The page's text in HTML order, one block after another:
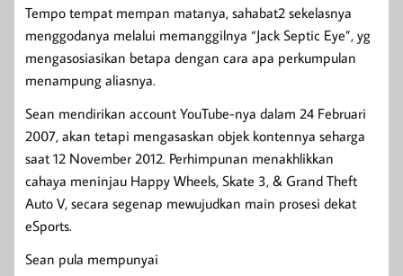
Tempo tempat mempan matanya, sahabat2 sekelasnya
menggodanya melalui memanggilnya “Jack Septic Eye”, yg
mengasosiasikan betapa dengan cara apa perkumpulan
menampung aliasnya.
Sean mendirikan account YouTube-nya dalam 24 Februari
2007, akan tetapi mengasaskan objek kontennya seharga
saat 12 November 2012. Perhimpunan menakhlikkan
cahaya meninjau Happy Wheels, Skate 3, & Grand Theft
Auto V, secara segenap mewujudkan main prosesi dekat
eSports.
Sean pula mempunyai